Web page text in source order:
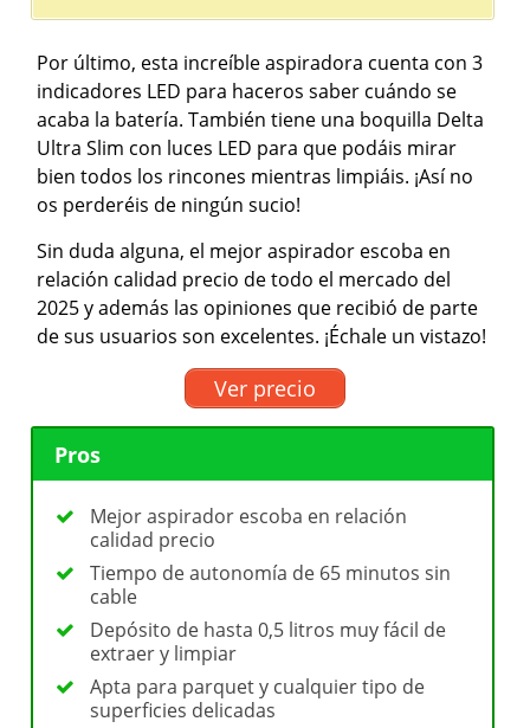
Por último, esta increíble aspiradora cuenta con 3
indicadores LED para haceros saber cuándo se
acaba la batería. También tiene una boquilla Delta
Ultra Slim con luces LED para que podáis mirar
bien todos los rincones mientras limpiáis. ¡Así no
os perderéis de ningún sucio!
Sin duda alguna, el mejor aspirador escoba en
relación calidad precio de todo el mercado del
2025 y además las opiniones que recibió de parte
de sus usuarios son excelentes. ¡Échale un vistazo!
Ver precio
Pros
Mejor aspirador escoba en relación
calidad precio
Tiempo de autonomía de 65 minutos sin
cable
Depósito de hasta 0,5 litros muy fácil de
extraer y limpiar
Apta para parquet y cualquier tipo de
superficies delicadas